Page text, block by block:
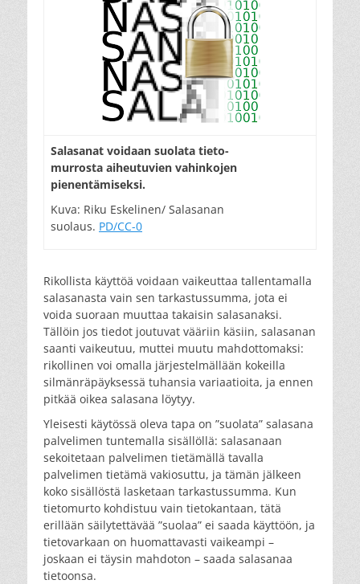
Salasanat voidaan suolata tieto-
murrosta aiheutuvien vahinkojen
pienentämiseksi.
Kuva: Riku Eskelinen/ Salasanan
suolaus. PD/CC-0
Rikollista käyttöä voidaan vaikeuttaa tallentamalla
salasanasta vain sen tarkastussumma, jota ei
voida suoraan muuttaa takaisin salasanaksi.
Tällöin jos tiedot joutuvat vääriin käsiin, salasanan
saanti vaikeutuu, muttei muutu mahdottomaksi:
rikollinen voi omalla järjestelmällään kokeilla
silmänräpäyksessä tuhansia variaatioita, ja ennen
pitkää oikea salasana löytyy.
Yleisesti käytössä oleva tapa on ”suolata” salasana
palvelimen tuntemalla sisällöllä: salasanaan
sekoitetaan palvelimen tietämällä tavalla
palvelimen tietämä vakiosuttu, ja tämän jälkeen
koko sisällöstä lasketaan tarkastussumma. Kun
tietomurto kohdistuu vain tietokantaan, tätä
erillään säilytettävää ”suolaa” ei saada käyttöön, ja
tietovarkaan on huomattavasti vaikeampi –
joskaan ei täysin mahdoton – saada salasanaa
tietoonsa.